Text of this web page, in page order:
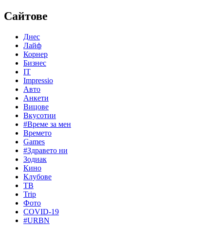
Сайтове
Днес
Лайф
Корнер
Бизнес
IT
Impressio
Авто
Анкети
Вицове
Вкусотии
#Време за мен
Времето
Games
#Здравето ни
Зодиак
Кино
Клубове
ТВ
Trip
Фото
COVID-19
#URBN